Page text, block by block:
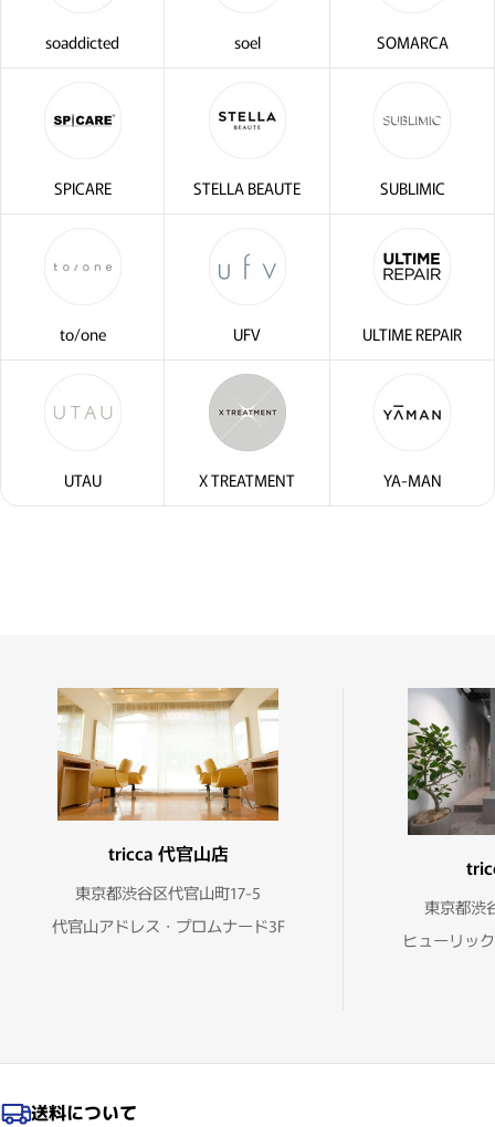
soaddicted soel SOMARCA
SPICARE STELLA BEAUTE SUBLIMIC
to/one UFV ULTIME REPAIR
UTAU X TREATMENT YA-MAN
tricca 代官山店
東京都渋谷区代官山町17-5
代官山アドレス・プロムナード3F
東京都渋
ヒューリッ
送料について